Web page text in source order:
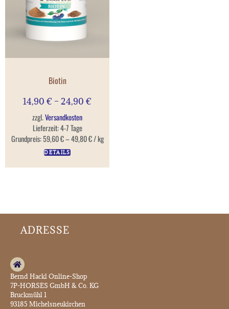
Biotin
14,90 € – 24,90 €
zzgl.Versandkosten
Lieferzeit:4-7 Tage
Grundpreis:59,60€–49,80€/kg
DETAILS
ADRESSE
Bernd Hackl Online-Shop
7P-HORSES GmbH & Co. KG
Bruckmühl 1
93185 Michelsneukirchen